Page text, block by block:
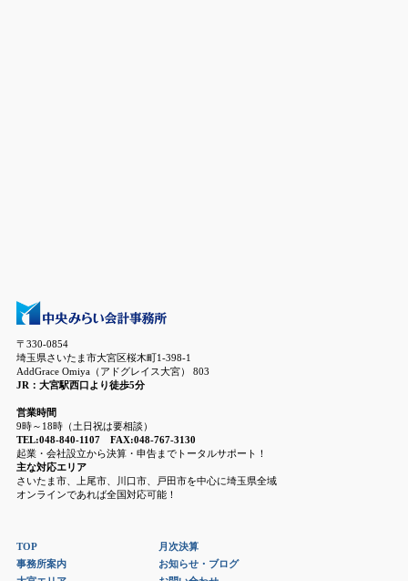
〒330-0854
埼玉県さいたま市大宮区桜木町1-398-1
AddGrace Omiya（アドグレイス大宮） 803
JR：大宮駅西口より徒歩5分
営業時間
9時～18時（土日祝は要相談）
TEL:048-840-1107 FAX:048-767-3130
起業・会社設立から決算・申告までトータルサポート！
主な対応エリア
さいたま市、上尾市、川口市、戸田市を中心に埼玉県全域
オンラインであれば全国対応可能！
TOP
事務所案内
月次決算
お知らせ・ブログ